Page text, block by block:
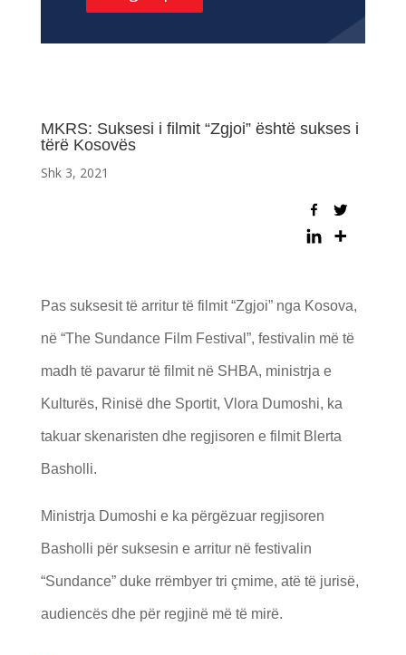
MKRS: Suksesi i filmit “Zgjoi” është sukses i
tërë Kosovës
Shk 3, 2021
Pas suksesit të arritur të filmit “Zgjoi” nga Kosova,
në “The Sundance Film Festival”, festivalin më të
madh të pavarur të filmit në SHBA, ministrja e
Kulturës, Rinisë dhe Sportit, Vlora Dumoshi, ka
takuar skenaristen dhe regjisoren e filmit Blerta
Basholli.
Ministrja Dumoshi e ka përgëzuar regjisoren
Basholli për suksesin e arritur në festivalin
“Sundance” duke rrëmbyer tri çmime, atë të jurisë,
audiencës dhe për regjinë më të mirë.